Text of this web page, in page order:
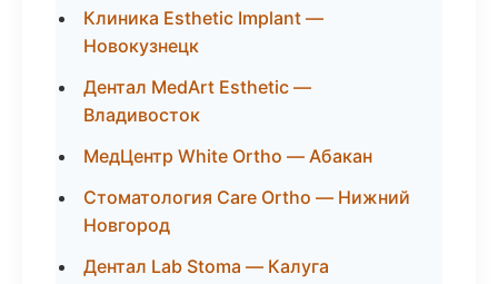
Клиника Esthetic Implant —
Новокузнецк
Дентал MedArt Esthetic —
Владивосток
МедЦентр White Ortho — Абакан
Стоматология Care Ortho — Нижний
Новгород
Дентал Lab Stoma — Калуга